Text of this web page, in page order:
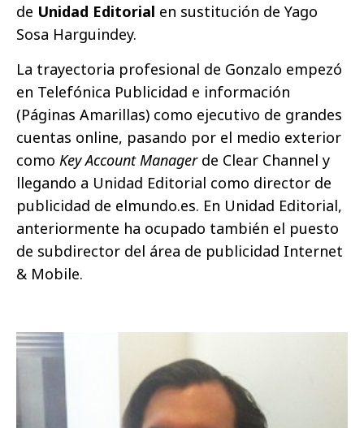
de Unidad Editorial en sustitución de Yago
Sosa Harguindey.
La trayectoria profesional de Gonzalo empezó
en Telefónica Publicidad e información
(Páginas Amarillas) como ejecutivo de grandes
cuentas online, pasando por el medio exterior
como Key Account Managerde Clear Channel y
llegando a Unidad Editorial como director de
publicidad de elmundo.es. En Unidad Editorial,
anteriormente ha ocupado también el puesto
de subdirector del área de publicidad Internet
& Mobile.